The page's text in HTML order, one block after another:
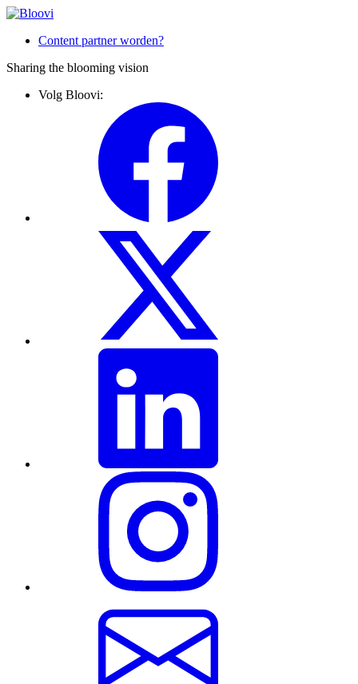
Content partner worden?
Sharing the blooming vision
Volg Bloovi: